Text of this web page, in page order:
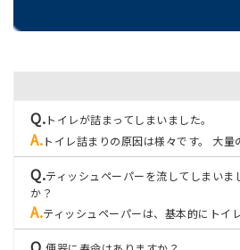
トイレが詰まってしまいました。
トイレ詰まりの原因は様々です。 大量
ティッシュペーパーを流してしまいま
か？
ティッシュペーパーは、基本的にトイ